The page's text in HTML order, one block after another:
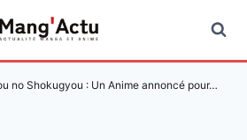
no Shokugyou : Un Anime annoncé pour…